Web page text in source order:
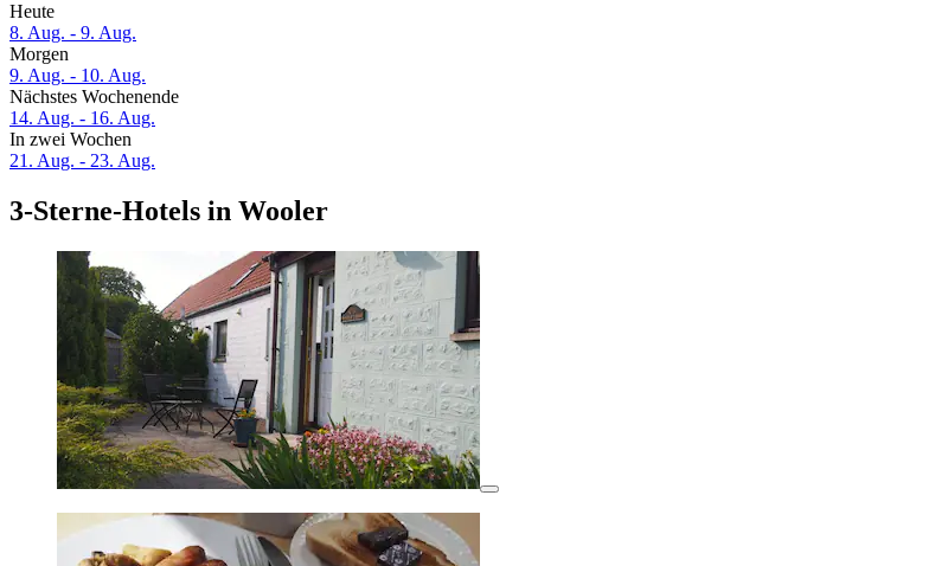
Heute
8. Aug. - 9. Aug.
Morgen
9. Aug. - 10. Aug.
Nächstes Wochenende
14. Aug. - 16. Aug.
In zwei Wochen
21. Aug. - 23. Aug.
3-Sterne-Hotels in Wooler